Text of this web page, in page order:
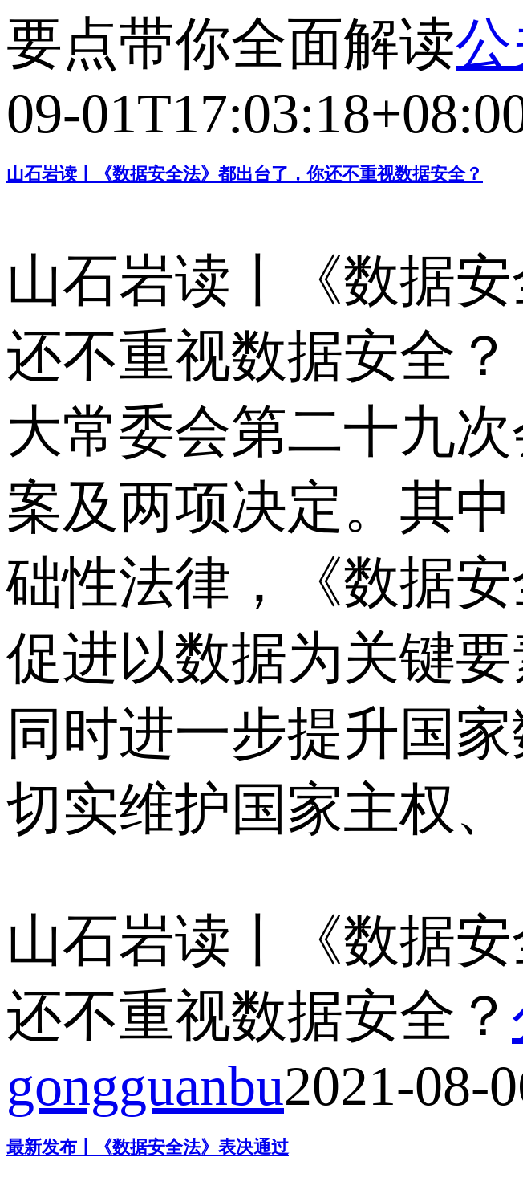
要点带你全面解读公
09-
山石岩读丨《数据安全法》都出台了，你还不重视数据安全？
山石岩读丨《数据
还不重视数据安全
大常委会第二十九
案及两项决定。其
础性法律，《数据
促进以数据为关键
同时进一步提升国
切实维护国家主权、
山石岩读丨《数据
还不重视数据安全？
gongguanbu2021-08-
最新发布丨《数据安全法》表决通过